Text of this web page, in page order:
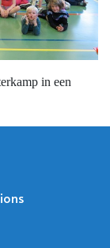
in een